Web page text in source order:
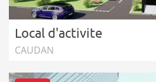
Local d'activite
CAUDAN